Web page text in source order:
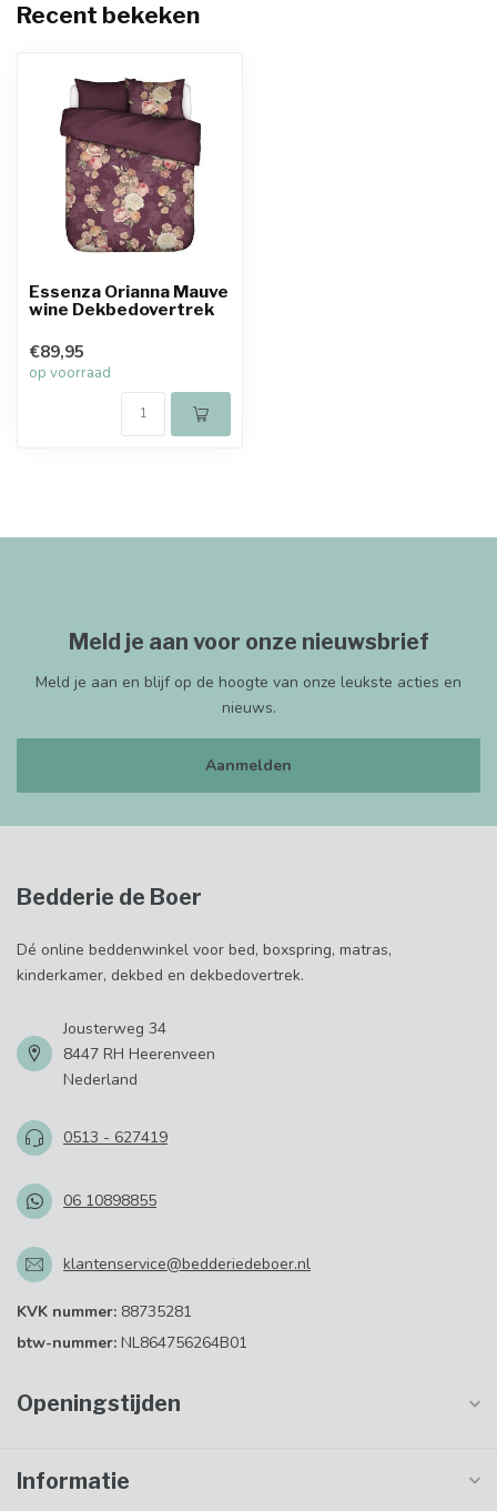
Recent bekeken
Essenza Orianna Mauve
wine Dekbedovertrek
€89,95
op voorraad
Meld je aan voor onze nieuwsbrief
Meld je aan en blijf op de hoogte van onze leukste acties en
nieuws.
Aanmelden
Bedderie de Boer
Dé online beddenwinkel voor bed, boxspring, matras,
kinderkamer, dekbed en dekbedovertrek.
Jousterweg 34
8447 RH Heerenveen
Nederland
0513 - 627419
06 10898855
klantenservice@bedderiedeboer.nl
KVK nummer: 88735281
btw-nummer: NL864756264B01
Openingstijden
Informatie